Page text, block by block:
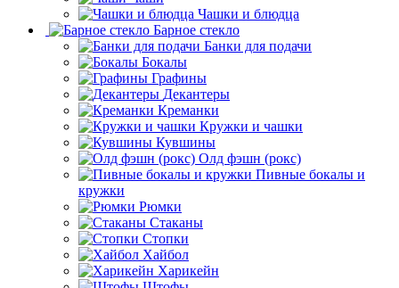
Чашки и блюдца
Барное стекло
Банки для подачи
Бокалы
Графины
Декантеры
Креманки
Кружки и чашки
Кувшины
Олд фэшн (рокс)
Пивные бокалы и
кружки
Рюмки
Стаканы
Стопки
Хайбол
Харикейн